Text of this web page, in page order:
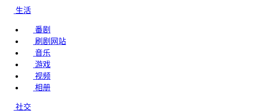
生活
番剧
刷剧网站
音乐
游戏
视频
相册
社交